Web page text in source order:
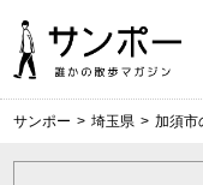
サンポー > 埼玉県 > 加須市